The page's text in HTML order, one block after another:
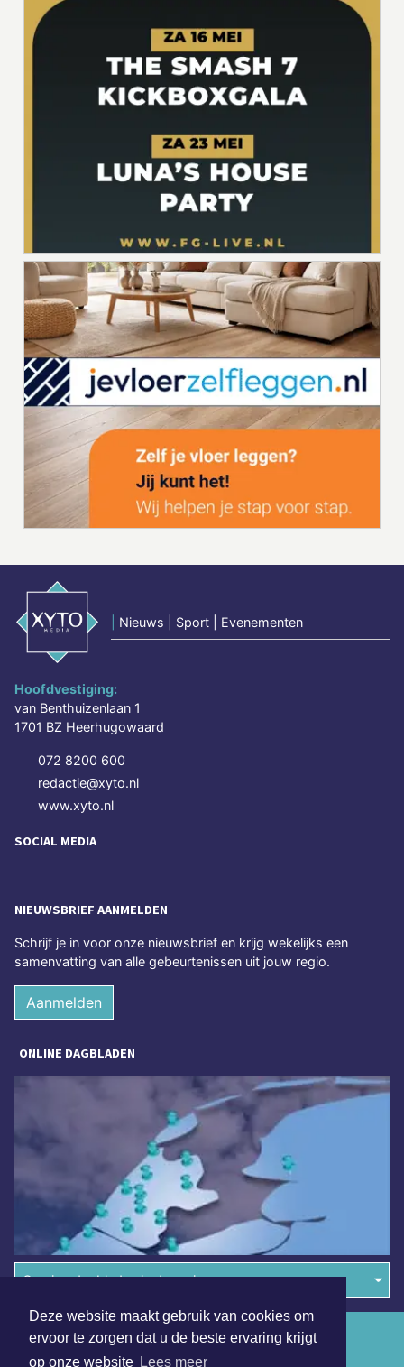
Deze website maakt gebruik van cookies om
ervoor te zorgen dat u de beste ervaring krijgt
op onze website Lees meer
Nieuws | Sport | Evenementen
Hoofdvestiging:
van Benthuizenlaan 1
1701 BZ Heerhugowaard
072 8200 600
redactie@xyto.nl
www.xyto.nl
SOCIAL MEDIA
NIEUWSBRIEF AANMELDEN
Schrijf je in voor onze nieuwsbrief en krijg wekelijks een
samenvatting van alle gebeurtenissen uit jouw regio.
Aanmelden
ONLINE DAGBLADEN
Overige dagbladen in de regio
Algemene voorwaarden